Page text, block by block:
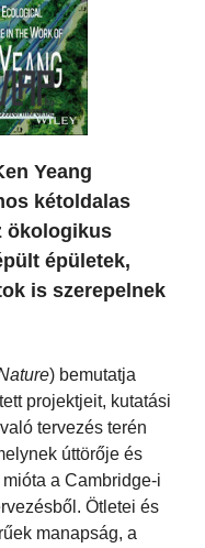
Yeang
kétoldalas
ökologikus
épületek,
is szerepelnek
) bemutatja
projektjeit, kutatási
tervezés terén
úttörője és
a Cambridge-i
Ötletei és
manapság, a